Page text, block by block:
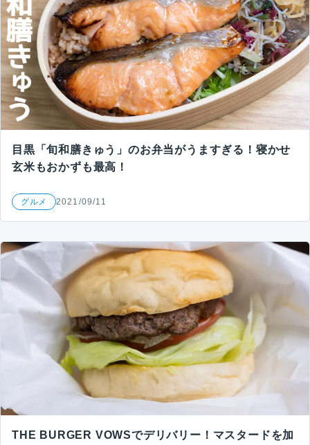
目黒「旬和膳きゅう」のお弁当がうますぎる！寝かせ
玄米もおかずも最高！
グルメ 2021/09/11
THE BURGER VOWSでデリバリー！マスタードを加